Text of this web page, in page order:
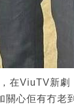
在ViuTV新
關心佢有冇老